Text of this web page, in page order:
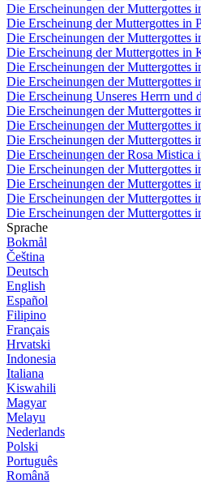
Die Erscheinungen der Muttergottes
Die Erscheinung der Muttergottes in
Die Erscheinungen der Muttergottes
Die Erscheinung der Muttergottes in
Die Erscheinungen der Muttergottes
Die Erscheinungen der Muttergottes
Die Erscheinung Unseres Herrn und
Die Erscheinungen der Muttergottes
Die Erscheinungen der Muttergottes
Die Erscheinungen der Muttergottes
Die Erscheinungen der Rosa
Die Erscheinungen der Muttergottes
Die Erscheinungen der Muttergottes
Die Erscheinungen der Muttergottes
Die Erscheinungen der Muttergottes
Sprache
Bokmål
Čeština
Deutsch
English
Español
Filipino
Français
Hrvatski
Indonesia
Italiana
Kiswahili
Magyar
Melayu
Nederlands
Polski
Português
Română